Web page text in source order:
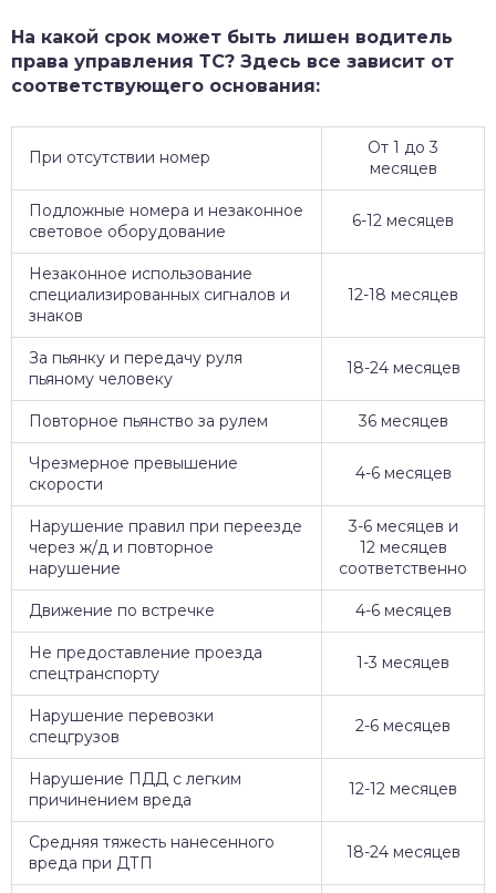
На какой срок может быть лишен водитель
права управления ТС? Здесь все зависит от
соответствующего основания:
При отсутствии номер
От 1 до 3
месяцев
Подложные номера и незаконное
световое оборудование
6-12 месяцев
Незаконное использование
специализированных сигналов и
знаков
12-18 месяцев
За пьянку и передачу руля
пьяному человеку
18-24 месяцев
Повторное пьянство за рулем 36 месяцев
Чрезмерное превышение
скорости
4-6 месяцев
Нарушение правил при переезде
через ж/д и повторное
нарушение
3-6 месяцев и
12 месяцев
соответственно
Движение по встречке 4-6 месяцев
Не предоставление проезда
спецтранспорту
1-3 месяцев
Нарушение перевозки
спецгрузов
2-6 месяцев
Нарушение ПДД с легким
причинением вреда
12-12 месяцев
Средняя тяжесть нанесенного
вреда при ДТП
18-24 месяцев